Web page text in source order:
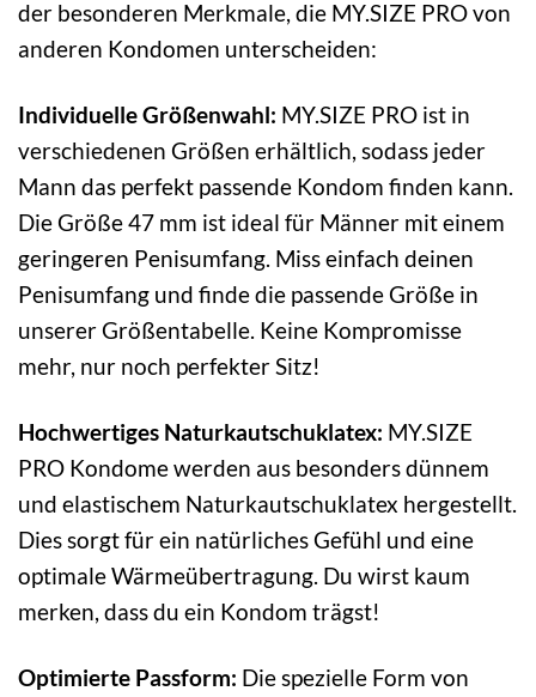
der besonderen Merkmale, die MY.SIZE PRO von
anderen Kondomen unterscheiden:
Individuelle Größenwahl: MY.SIZE PRO ist in
verschiedenen Größen erhältlich, sodass jeder
Mann das perfekt passende Kondom finden kann.
Die Größe 47 mm ist ideal für Männer mit einem
geringeren Penisumfang. Miss einfach deinen
Penisumfang und finde die passende Größe in
unserer Größentabelle. Keine Kompromisse
mehr, nur noch perfekter Sitz!
Hochwertiges Naturkautschuklatex: MY.SIZE
PRO Kondome werden aus besonders dünnem
und elastischem Naturkautschuklatex hergestellt.
Dies sorgt für ein natürliches Gefühl und eine
optimale Wärmeübertragung. Du wirst kaum
merken, dass du ein Kondom trägst!
Optimierte Passform: Die spezielle Form von